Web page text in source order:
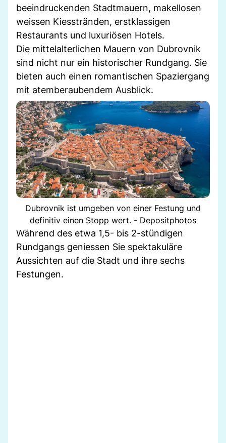
beeindruckenden Stadtmauern, makellosen
weissen Kiesstränden, erstklassigen
Restaurants und luxuriösen Hotels.
Die mittelalterlichen Mauern von Dubrovnik
sind nicht nur ein historischer Rundgang. Sie
bieten auch einen romantischen Spaziergang
mit atemberaubendem Ausblick.
Dubrovnik ist umgeben von einer Festung und
definitiv einen Stopp wert. - Depositphotos
Während des etwa 1,5- bis 2-stündigen
Rundgangs geniessen Sie spektakuläre
Aussichten auf die Stadt und ihre sechs
Festungen.